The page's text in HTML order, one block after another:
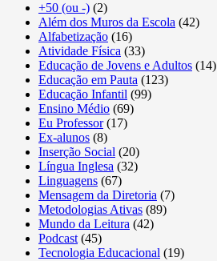
+50 (ou -) (2)
Além dos Muros da Escola (42)
Alfabetização (16)
Atividade Física (33)
Educação de Jovens e Adultos (14)
Educação em Pauta (123)
Educação Infantil (99)
Ensino Médio (69)
Eu Professor(17)
Ex-alunos (8)
Inserção Social (20)
Língua Inglesa (32)
Linguagens (67)
Mensagem da Diretoria (7)
Metodologias Ativas (89)
Mundo da Leitura (42)
Podcast (45)
Tecnologia Educacional (19)